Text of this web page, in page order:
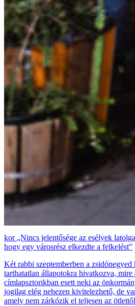
„Nincs jelentősége az esélyek
hogy egy városrész elkezdte a felkelést”
Két rabbi szeptemberben a zsidónegyed
tarthatatlan állapotokra hivatkozva, mire
címlapsztorikban esett neki az
jogilag elég nehezen kivitelezhető, de
amely nem zárkózik el teljesen az